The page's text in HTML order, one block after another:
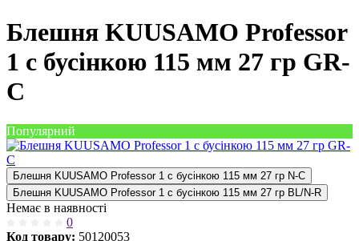
Блешня KUUSAMO Professor
1 с бусінкою 115 мм 27 гр GR-
C
Популярний
Блешня KUUSAMO Professor 1 с бусінкою 115 мм 27 гр N-C
Блешня KUUSAMO Professor 1 с бусінкою 115 мм 27 гр BL/N-R
Немає в наявності
0
Код товару: 50120053